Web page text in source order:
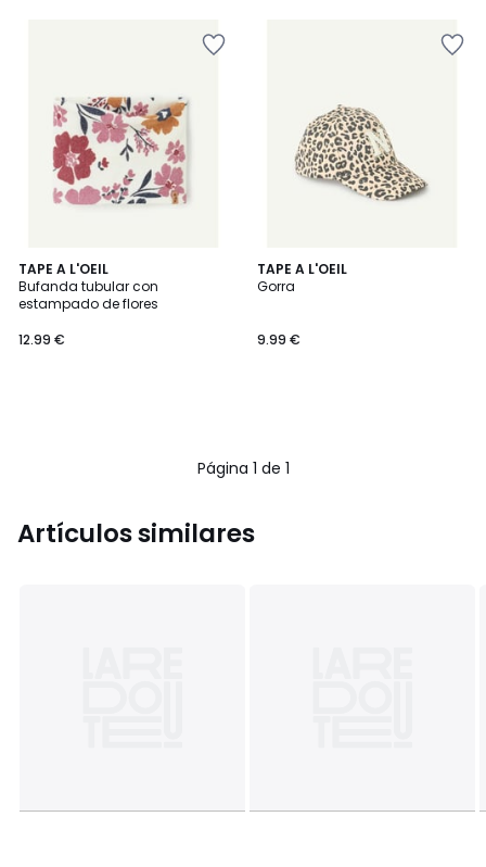
TAPE A L'OEIL
Bufanda tubular con
estampado de flores
12.99 €
TAPE A L'OEIL
Gorra
9.99 €
Página 1 de 1
Artículos similares